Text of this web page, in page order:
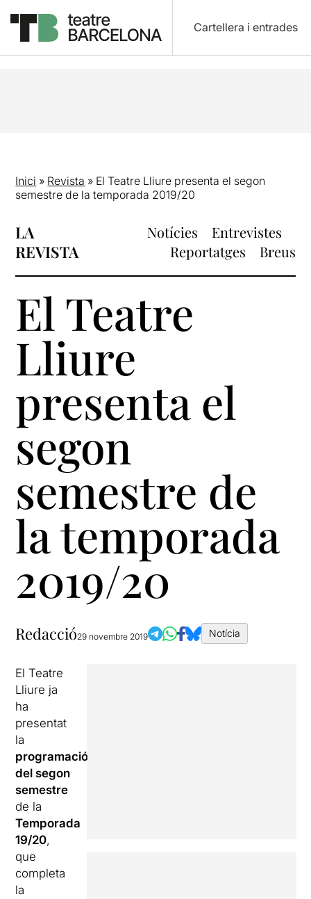
Cartellera i entrades
Inici » Revista » El Teatre Lliure presenta el segon
semestre de la temporada 2019/20
LA
REVISTA
Notícies
Entrevistes
Reportatges
Breus
El Teatre
Lliure
presenta el
segon
semestre de
la temporada
2019/20
Redacció29 novembre 2019 Notícia
El Teatre
Lliure ja
ha
presentat
la
programació
del segon
semestre
de la
Temporada
19/20,
que
completa
la